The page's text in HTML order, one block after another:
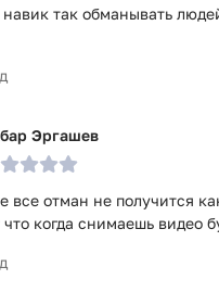
так обманывать
Эргашев
все отман не получится
что когда снимаешь видео